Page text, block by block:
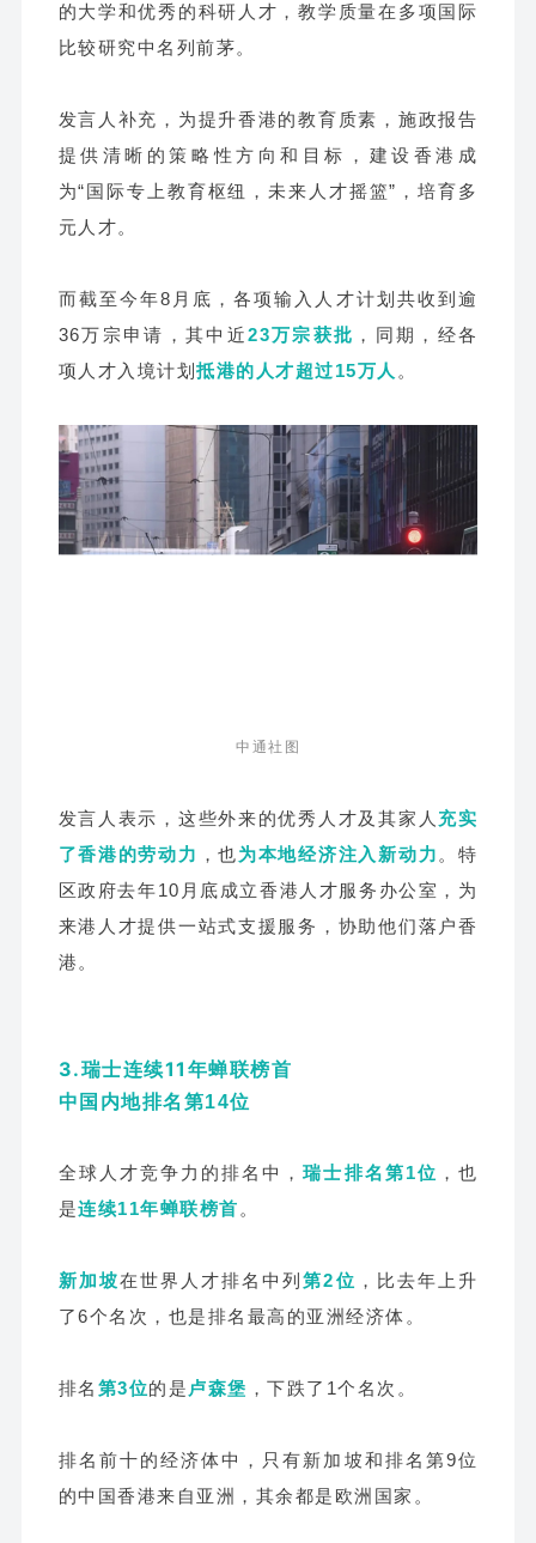
的大学和优秀的科研人才，教学质量在多项国际
比较研究中名列前茅。
发言人补充，为提升香港的教育质素，施政报告
提供清晰的策略性方向和目标，建设香港成
为“国际专上教育枢纽，未来人才摇篮”，培育多
元人才。
而截至今年8月底，各项输入人才计划共收到逾
36万宗申请，其中近23万宗获批 ，同期，经各
项人才入境计划抵港的人才超过15万人 。
中通社图
发言人表示，这些外来的优秀人才及其家人 充实
了香港的劳动力 ，也为本地经济注入新动力 。特
区政府去年10月底成立香港人才服务办公室，为
来港人才提供一站式支援服务，协助他们落户香
港。
3.瑞士连续11年蝉联榜首
中国内地排名第14位
全球人才竞争力的排名中，瑞士排名第1位 ，也
是连续11年蝉联榜首 。
新加坡在世界人才排名中列第2位 ，比去年上升
了6个名次，也是排名最高的亚洲经济体。
排名 第3位的是 卢森堡 ，下跌了1个名次。
排名前十的经济体中，只有新加坡和排名第9位
的中国香港来自亚洲，其余都是欧洲国家。